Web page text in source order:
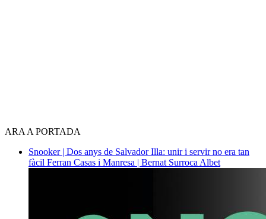
ARA A PORTADA
Snooker | Dos anys de Salvador Illa: unir i servir no era tan
fàcil Ferran Casas i Manresa | Bernat Surroca Albet